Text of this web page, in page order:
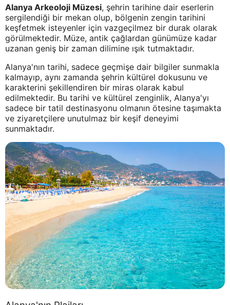
Alanya Arkeoloji Müzesi, şehrin tarihine dair eserlerin
sergilendiği bir mekan olup, bölgenin zengin tarihini
keşfetmek isteyenler için vazgeçilmez bir durak olarak
görülmektedir. Müze, antik çağlardan günümüze kadar
uzanan geniş bir zaman dilimine ışık tutmaktadır.
Alanya'nın tarihi, sadece geçmişe dair bilgiler sunmakla
kalmayıp, aynı zamanda şehrin kültürel dokusunu ve
karakterini şekillendiren bir miras olarak kabul
edilmektedir. Bu tarihi ve kültürel zenginlik, Alanya'yı
sadece bir tatil destinasyonu olmanın ötesine taşımakta
ve ziyaretçilere unutulmaz bir keşif deneyimi
sunmaktadır.